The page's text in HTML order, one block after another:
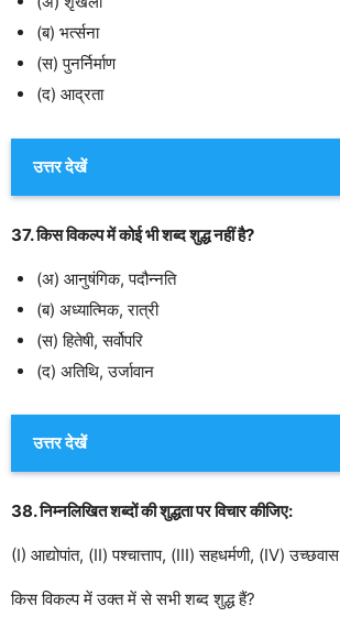
(ब) भर्त्सना
(स) पुनर्निर्माण
(द) आद्रता
उत्तर देखें
37. किस विकल्प में कोई भी शब्द शुद्ध नहीं है?
(अ) आनुषंगिक, पदौन्नति
(ब) अध्यात्मिक, रात्री
(स) हितेषी, सर्वोपरि
(द) अतिथि, उर्जावान
उत्तर देखें
38. निम्नलिखित शब्दों की शुद्धता पर विचार कीजिए:
(I) आद्योपांत, (II) पश्चात्ताप, (III) सहधर्मणी, (IV) उच्छवास
किस विकल्प में उक्त में से सभी शब्द शुद्ध हैं?